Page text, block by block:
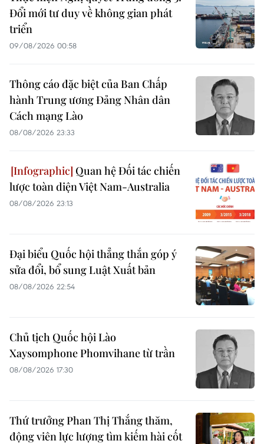
Đổi mới tư duy về không gian phát
triển
09/08/2026 00:58
Thông cáo đặc biệt của Ban Chấp
hành Trung ương Đảng Nhân dân
Cách mạng Lào
08/08/2026 23:33
Quan hệ Đối tác chiến
lược toàn diện Việt Nam-Australia
08/08/2026 23:13
Đại biểu Quốc hội thẳng thắn góp ý
sửa đổi, bổ sung Luật Xuất bản
08/08/2026 22:54
Chủ tịch Quốc hội Lào
Xaysomphone Phomvihane từ trần
08/08/2026 17:30
Thứ trưởng Phan Thị Thắng thăm,
động viên lực lượng tìm kiếm hài cốt